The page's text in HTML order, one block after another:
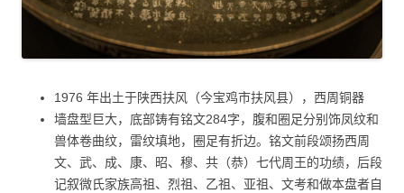
1976 年出土于陕西扶风（今宝鸡市扶风县），西周铜器
墙盘型巨大，底部铸有铭文284字，腹和圈足分别饰凤纹和
兽体卷曲纹，雷纹填地，圈足有折边。铭文前段颂扬西周
文、武、成、康、昭、穆、共（恭）七代周王的功绩，后段
记叙微氏家族高祖、烈祖、乙祖、亚祖、文考和做本盘者自